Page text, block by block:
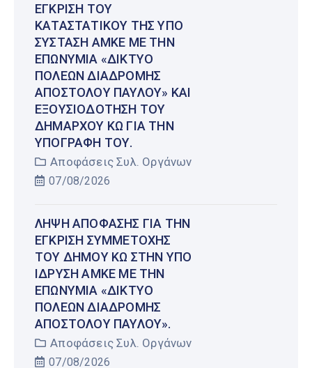
ΈΓΚΡΙΣΗ ΤΟΥ
ΚΑΤΑΣΤΑΤΙΚΟΎ ΤΗΣ ΥΠΌ
ΣΎΣΤΑΣΗ ΑΜΚΕ ΜΕ ΤΗΝ
ΕΠΩΝΥΜΊΑ «ΔΊΚΤΥΟ
ΠΌΛΕΩΝ ΔΙΑΔΡΟΜΉΣ
ΑΠΟΣΤΌΛΟΥ ΠΑΎΛΟΥ» ΚΑΙ
ΕΞΟΥΣΙΟΔΌΤΗΣΗ ΤΟΥ
ΔΗΜΆΡΧΟΥ ΚΩ ΓΙΑ ΤΗΝ
ΥΠΟΓΡΑΦΉ ΤΟΥ.
Αποφάσεις Συλ. Οργάνων
07/08/2026
ΛΉΨΗ ΑΠΌΦΑΣΗΣ ΓΙΑ ΤΗΝ
ΈΓΚΡΙΣΗ ΣΥΜΜΕΤΟΧΉΣ
ΤΟΥ ΔΉΜΟΥ ΚΩ ΣΤΗΝ ΥΠΌ
ΊΔΡΥΣΗ ΑΜΚΕ ΜΕ ΤΗΝ
ΕΠΩΝΥΜΊΑ «ΔΊΚΤΥΟ
ΠΌΛΕΩΝ ΔΙΑΔΡΟΜΉΣ
ΑΠΟΣΤΌΛΟΥ ΠΑΎΛΟΥ».
Αποφάσεις Συλ. Οργάνων
07/08/2026